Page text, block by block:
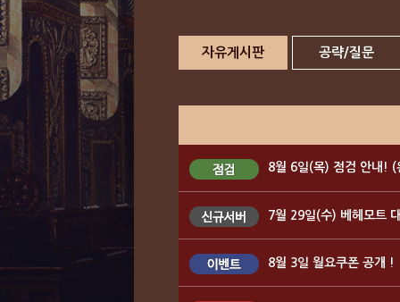
자유게시판 공략/질문
8월 6일(목) 점검 안내! (
7월 29일(수) 베헤모트
8월 3일 월요쿠폰 공개 !